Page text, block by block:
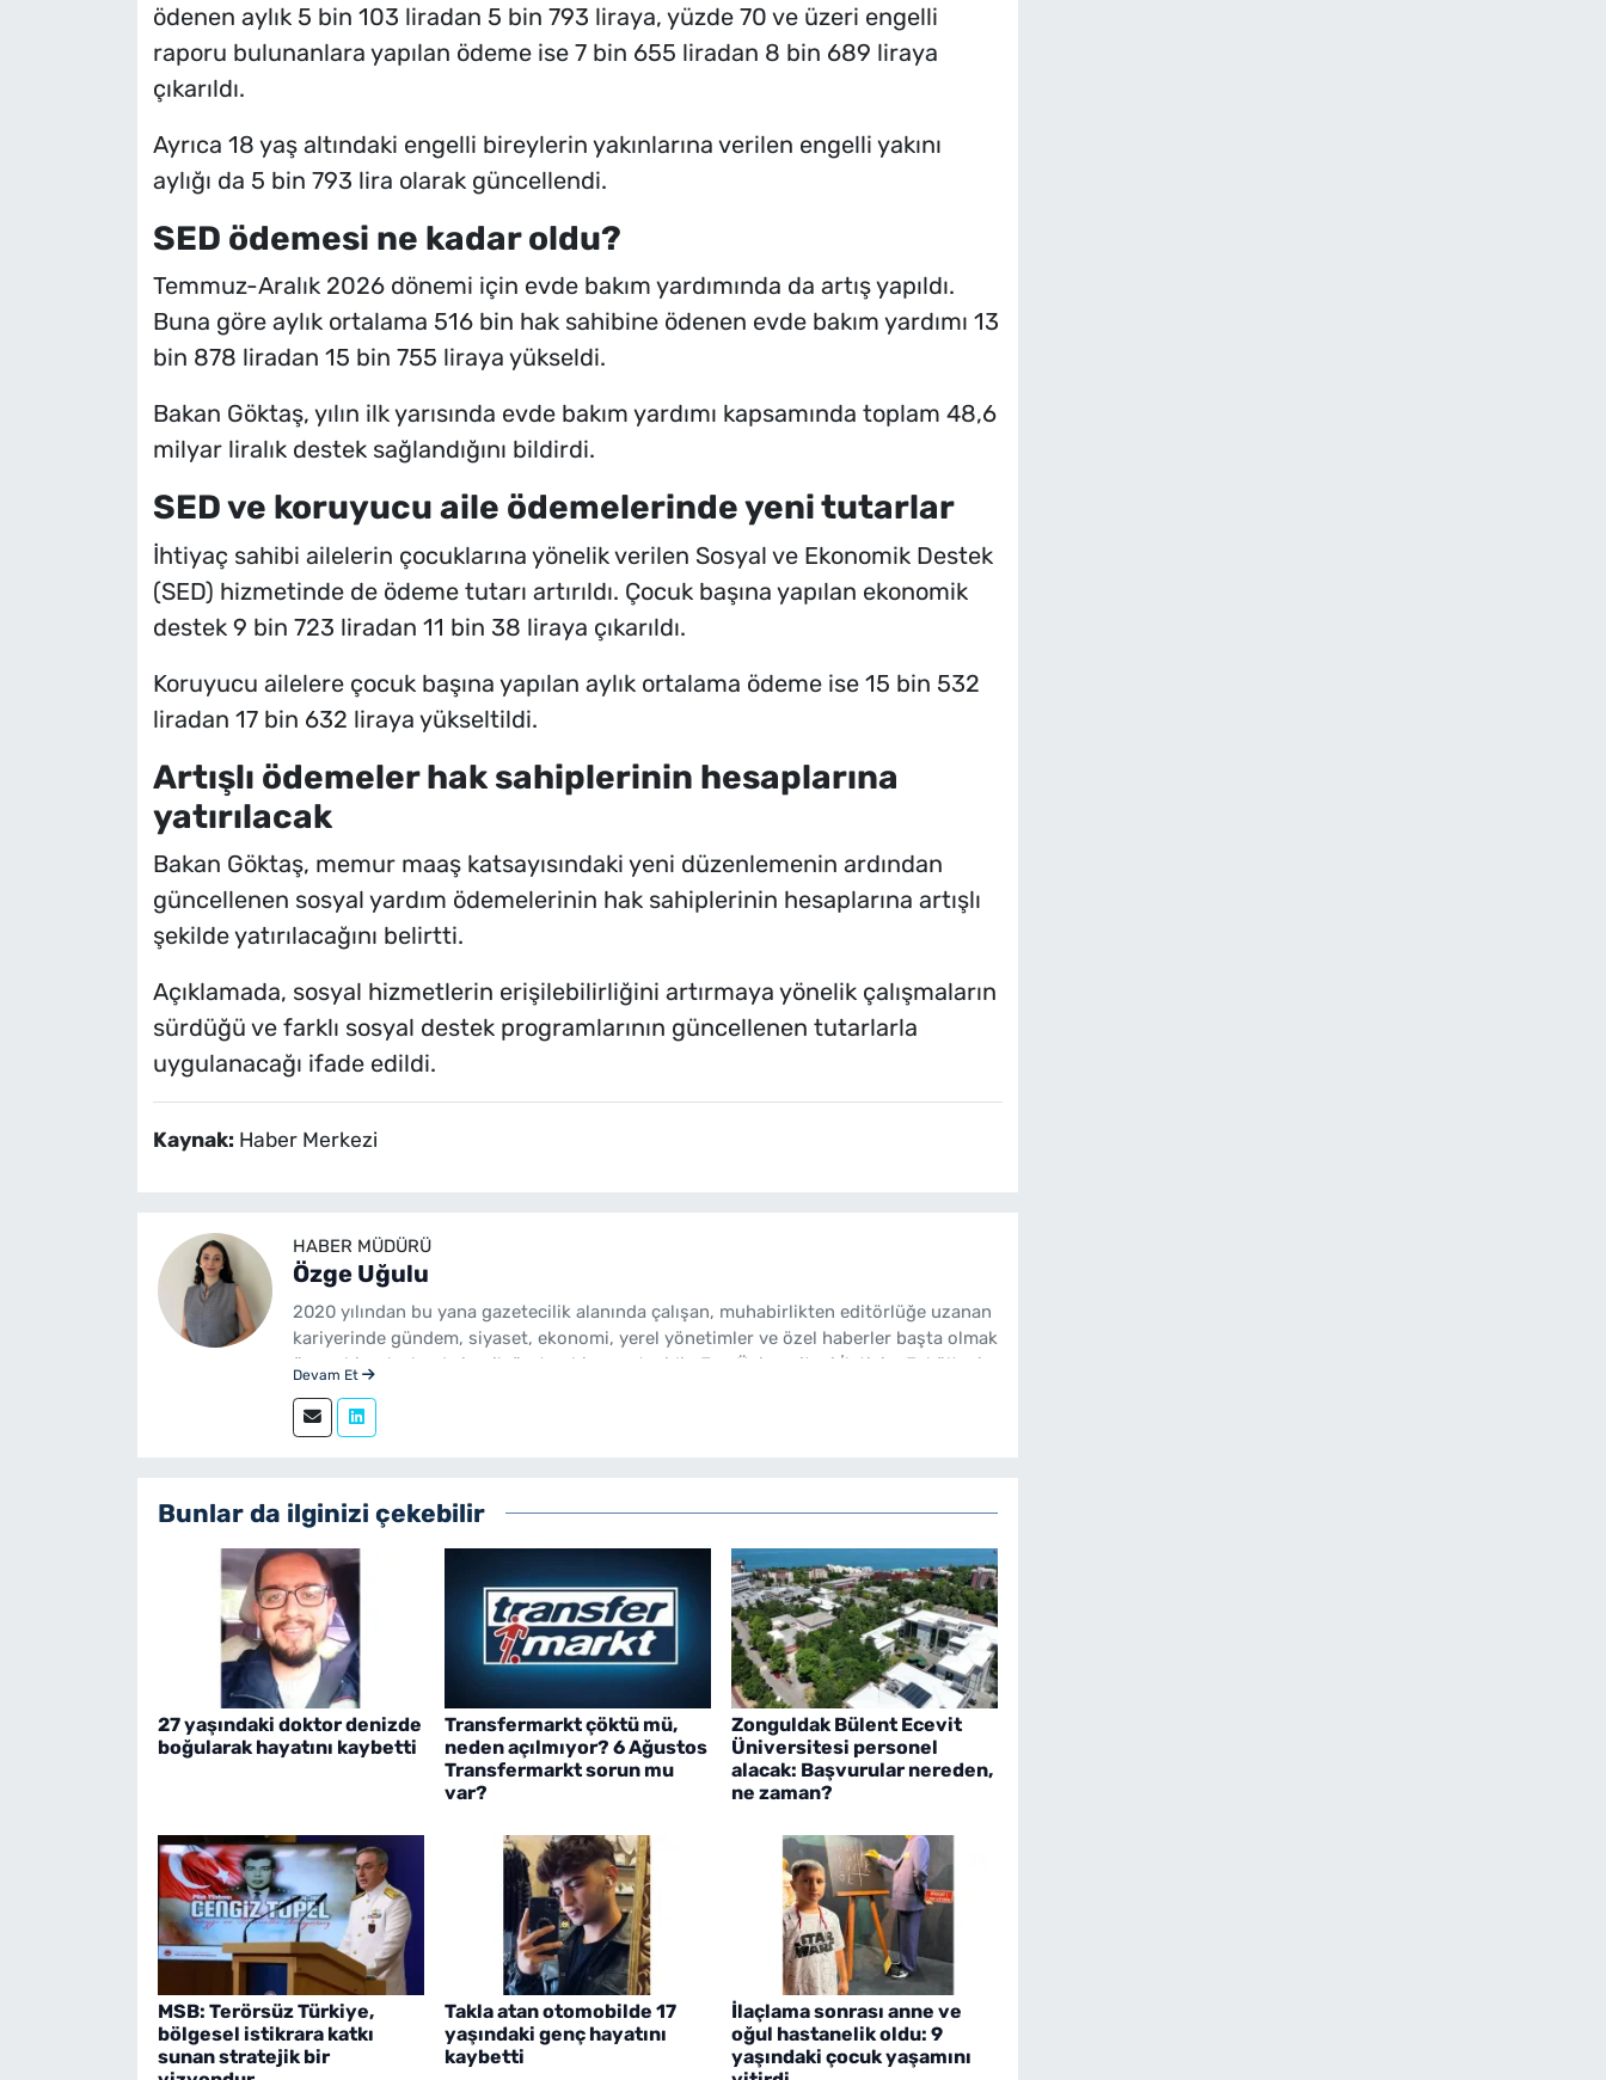
ödenen aylık 5 bin 103 liradan 5 bin 793 liraya, yüzde 70 ve üzeri engelli
raporu bulunanlara yapılan ödeme ise 7 bin 655 liradan 8 bin 689 liraya
çıkarıldı.
Ayrıca 18 yaş altındaki engelli bireylerin yakınlarına verilen engelli yakını
aylığı da 5 bin 793 lira olarak güncellendi.
SED ödemesi ne kadar oldu?
Temmuz-Aralık 2026 dönemi için evde bakım yardımında da artış yapıldı.
Buna göre aylık ortalama 516 bin hak sahibine ödenen evde bakım yardımı 13
bin 878 liradan 15 bin 755 liraya yükseldi.
Bakan Göktaş, yılın ilk yarısında evde bakım yardımı kapsamında toplam 48,6
milyar liralık destek sağlandığını bildirdi.
SED ve koruyucu aile ödemelerinde yeni tutarlar
İhtiyaç sahibi ailelerin çocuklarına yönelik verilen Sosyal ve Ekonomik Destek
(SED) hizmetinde de ödeme tutarı artırıldı. Çocuk başına yapılan ekonomik
destek 9 bin 723 liradan 11 bin 38 liraya çıkarıldı.
Koruyucu ailelere çocuk başına yapılan aylık ortalama ödeme ise 15 bin 532
liradan 17 bin 632 liraya yükseltildi.
Artışlı ödemeler hak sahiplerinin hesaplarına
yatırılacak
Bakan Göktaş, memur maaş katsayısındaki yeni düzenlemenin ardından
güncellenen sosyal yardım ödemelerinin hak sahiplerinin hesaplarına artışlı
şekilde yatırılacağını belirtti.
Açıklamada, sosyal hizmetlerin erişilebilirliğini artırmaya yönelik çalışmaların
sürdüğü ve farklı sosyal destek programlarının güncellenen tutarlarla
uygulanacağı ifade edildi.
Kaynak: Haber Merkezi
HABER MÜDÜRÜ
Özge Uğulu
2020 yılından bu yana gazetecilik alanında çalışan, muhabirlikten editörlüğe uzanan
kariyerinde gündem, siyaset, ekonomi, yerel yönetimler ve özel haberler başta olmak
üzere birçok alanda içerik üreten bir gazetecidir. Ege Üniversitesi İletişim Fakültesi
sürdürmektedir.
Devam Et
Bunlar da ilginizi çekebilir
27 yaşındaki doktor denizde
boğularak hayatını kaybetti
Transfermarkt çöktü mü,
neden açılmıyor? 6 Ağustos
Transfermarkt sorun mu
var?
Zonguldak Bülent Ecevit
Üniversitesi personel
alacak: Başvurular nereden,
ne zaman?
MSB: Terörsüz Türkiye,
bölgesel istikrara katkı
sunan stratejik bir
Takla atan otomobilde 17
yaşındaki genç hayatını
kaybetti
İlaçlama sonrası anne ve
oğul hastanelik oldu: 9
yaşındaki çocuk yaşamını